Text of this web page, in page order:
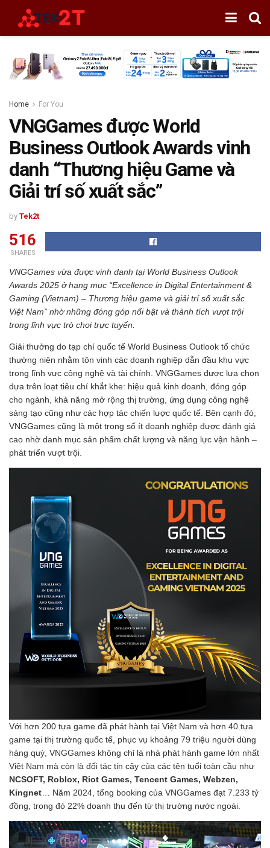
Home For You
VNGGames được World
Business Outlook Awards vinh
danh “Thương hiệu Game và
Giải trí số xuất sắc”
by Tek2t
516
SHARES
VNGGames vừa được vinh danh tại World Business Outlook
Awards 2025 ở hạng mục “Excellence in Digital Entertainment &
Gaming (Vietnam) – Thương hiệu game và giải trí số xuất sắc
Việt Nam” nhờ những đóng góp nổi bật và thành tích vượt trội
trong lĩnh vực trò chơi trực tuyến.
Giải thưởng do tạp chí quốc tế World Business Outlook tổ chức
thường niên nhằm tôn vinh các doanh nghiệp dẫn đầu khu vực
trong lĩnh vực công nghệ và tài chính. VNGGames được lựa chọn
dựa trên loạt tiêu chí khắt khe: hiệu quả kinh doanh, đóng góp
cho ngành, khả năng mở rộng thị trường, ứng dụng công nghệ
sáng tạo cũng như các hợp tác chiến lược quốc tế. Bên cạnh đó,
VNGGames cũng là một trong số ít doanh nghiệp được đánh giá
cao nhờ danh mục sản phẩm chất lượng và năng lực vận hành –
phát triển vượt trội.
Với hơn 200 tựa game đã phát hành tại Việt Nam và hơn 40 tựa
game tại thị trường quốc tế, phục vụ khoảng 79 triệu người dùng
hàng quý, VNGGames không chỉ là nhà phát hành game lớn nhất
Việt Nam mà còn là đối tác tin cậy của các tên tuổi toàn cầu như
NCSOFT, Roblox, Riot Games, Tencent Games, Webzen,
Kingnet … Năm 2024, tổng booking của VNGGames đạt 7.233 tỷ
đồng, trong đó 22% doanh thu đến từ thị trường nước ngoài.